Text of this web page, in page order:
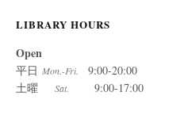
LIBRARY HOURS
Open
平日 Mon.-Fri. 9:00-20:00
土曜 Sat. 9:00-17:00